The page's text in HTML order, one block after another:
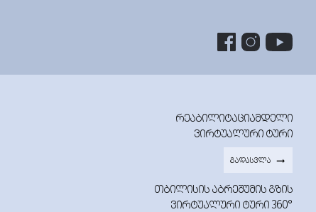
ᲠᲔᲐᲑᲘᲚᲘᲢᲐᲪᲘᲐᲛᲓᲔᲚᲘ
ᲕᲘᲠᲢᲣᲐᲚᲣᲠᲘ ᲢᲣᲠᲘ
ᲒᲐᲓᲐᲡᲕᲚᲐ
ᲗᲑᲘᲚᲘᲡᲘᲡ ᲐᲑᲠᲔᲨᲣᲛᲘᲡ ᲒᲖᲘᲡ
ᲕᲘᲠᲢᲣᲐᲚᲣᲠᲘ ᲢᲣᲠᲘ 360°